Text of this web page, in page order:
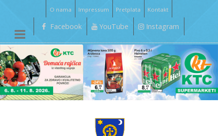
O nama Impressum Pretplata Kontakt
Facebook YouTube Instagram